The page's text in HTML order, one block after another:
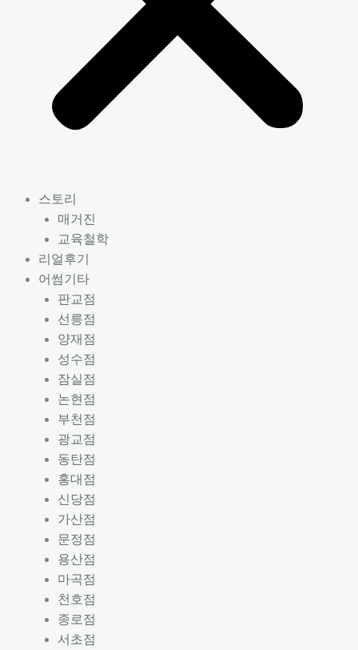
스토리
매거진
교육철학
리얼후기
어썸기타
판교점
선릉점
양재점
성수점
잠실점
논현점
부천점
광교점
동탄점
홍대점
신당점
가산점
문정점
용산점
마곡점
천호점
종로점
서초점